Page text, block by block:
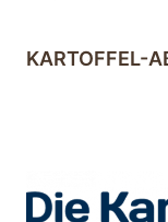
KARTOFFEL-